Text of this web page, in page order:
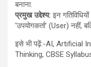
बनाना.
प्रमुख उद्देश्य:इन
‘उपयोगकर्ता’ (User) नहीं,
इसे भी पढ़ें:-AI, Artificial
Thinking, CBSE